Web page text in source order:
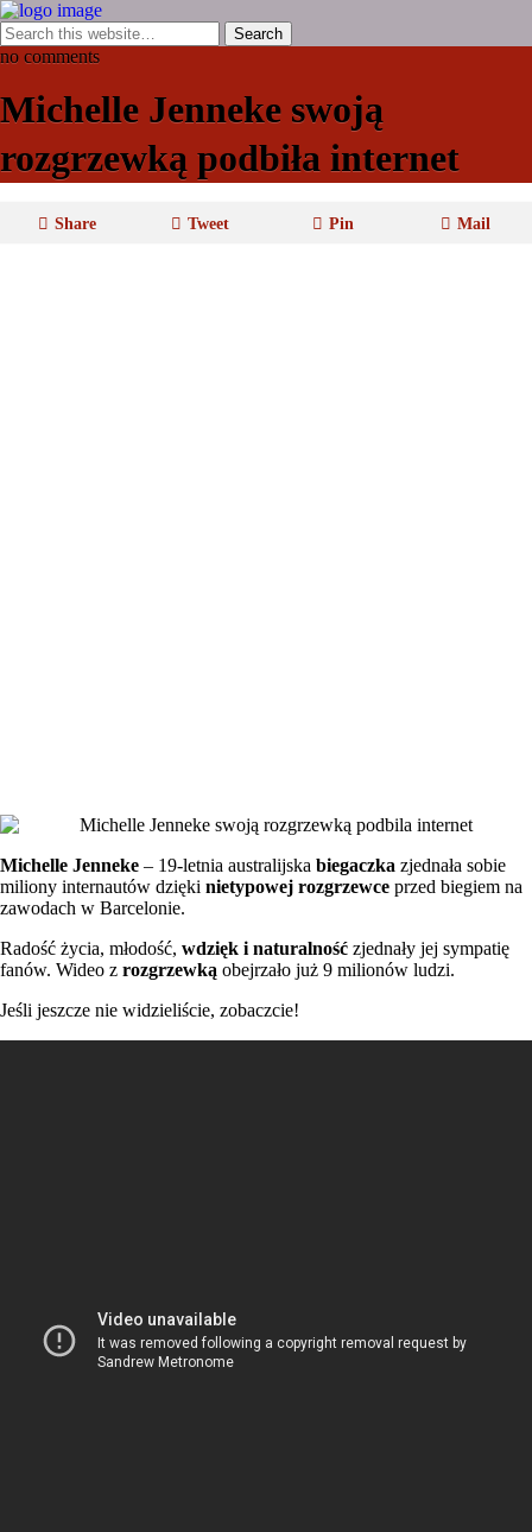
no comments
Michelle Jenneke swoją
rozgrzewką podbiła internet
Share Tweet Pin Mail
Michelle Jenneke – 19-letnia australijska biegaczka zjednała sobie
miliony internautów dzięki nietypowej rozgrzewce przed biegiem na
zawodach w Barcelonie.
Radość życia, młodość, wdzięk i naturalność zjednały jej sympatię
fanów. Wideo z rozgrzewką obejrzało już 9 milionów ludzi.
Jeśli jeszcze nie widzieliście, zobaczcie!